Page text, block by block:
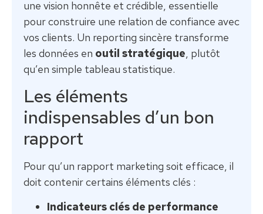
une vision honnête et crédible, essentielle
pour construire une relation de confiance avec
vos clients. Un reporting sincère transforme
les données en outil stratégique, plutôt
qu’en simple tableau statistique.
Les éléments
indispensables d’un bon
rapport
Pour qu’un rapport marketing soit efficace, il
doit contenir certains éléments clés :
Indicateurs clés de performance